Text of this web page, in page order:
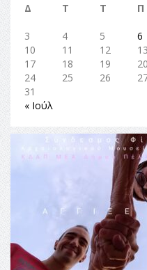
Δ
Τ Τ Π
3
4 5 6
10
11 12 13
17
18 19 20
24
25 26
31
« Ιούλ